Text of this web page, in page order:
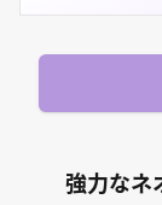
強力なネ